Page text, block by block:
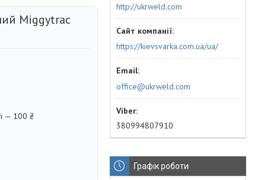
Miggytrac
— 100 ₴
http://ukrweld.com
https://kievsvarka.com.ua/ua/
office@ukrweld.com
380994807910
Графік роботи